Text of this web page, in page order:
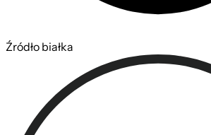
Źródło białka